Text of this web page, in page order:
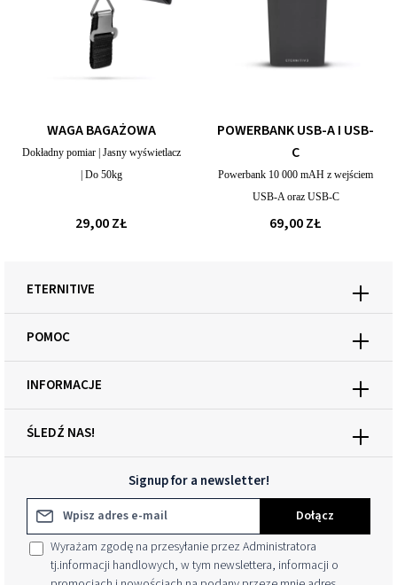
WAGA BAGAŻOWA
Dokładny pomiar | Jasny wyświetlacz
| Do 50kg
29,00 ZŁ
POWERBANK USB-A I USB-
C
Powerbank 10 000 mAH z wejściem
USB-A oraz USB-C
69,00 ZŁ
Signup for a newsletter!
Adres e-mail*
Dołącz
Wyrażam zgodę na przesyłanie przez Administratora
tj.informacji handlowych, w tym newslettera, informacji o
ŚLEDŹ NAS!
ETERNITIVE
POMOC
INFORMACJE